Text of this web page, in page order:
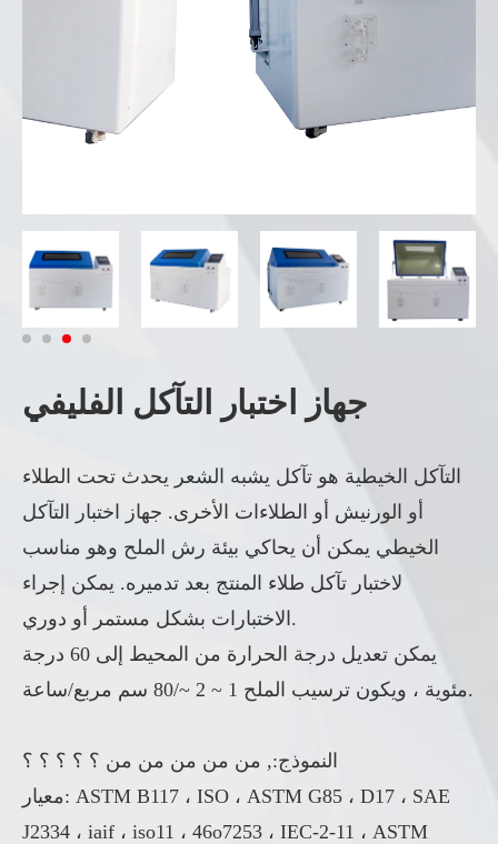
جهاز اختبار التآكل الفليفي
التآكل الخيطية هو تآكل يشبه الشعر يحدث تحت الطلاء
أو الورنيش أو الطلاءات الأخرى. جهاز اختبار التآكل
الخيطي يمكن أن يحاكي بيئة رش الملح وهو مناسب
لاختبار تآكل طلاء المنتج بعد تدميره. يمكن إجراء
الاختبارات بشكل مستمر أو دوري.
يمكن تعديل درجة الحرارة من المحيط إلى 60 درجة
مئوية ، ويكون ترسيب الملح 1 ~ 2 ~/80 سم مربع/ساعة.
النموذج:, من من من من من ؟ ؟ ؟ ؟ ؟
معيار: ASTM B117 ، ISO ، ASTM G85 ، D17 ، SAE
J2334 ، iaif ، iso11 ، 46o7253 ، IEC-2-11 ، ASTM